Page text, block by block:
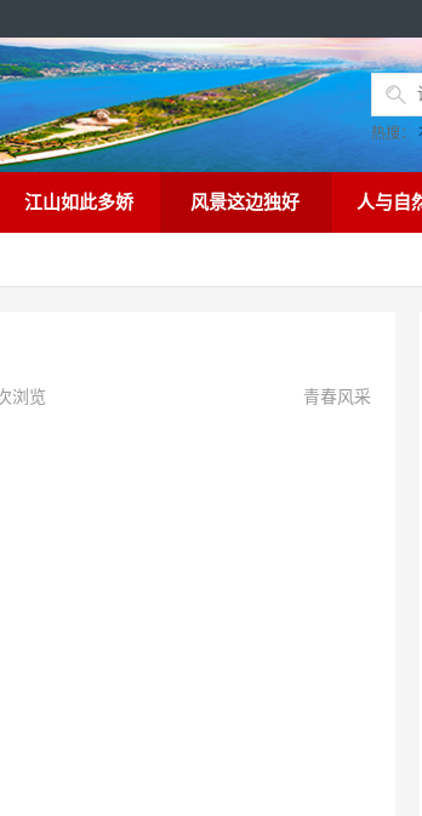
热搜：
江山如此多娇 风景这边独好 人与自
浏览 青春风采